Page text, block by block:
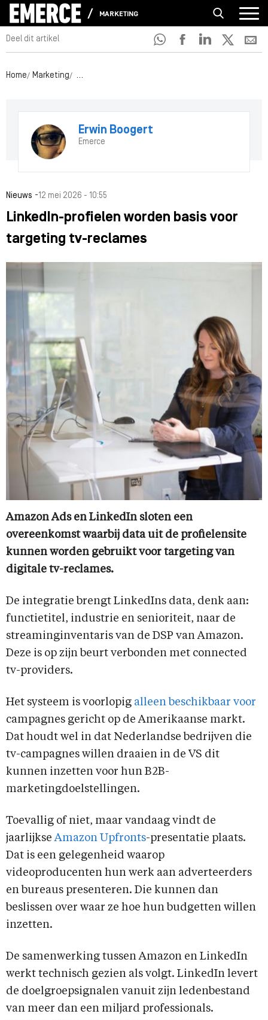
MARKETING
Deel dit artikel
Home Marketing LinkedIn-profielen worden basis voor targeting tv-
Erwin Boogert
Emerce
Nieuws -12 mei 2026 - 10:55
LinkedIn-profielen worden basis voor
targeting tv-reclames
Amazon Ads en LinkedIn sloten een
overeenkomst waarbij data uit de profielensite
kunnen worden gebruikt voor targeting van
digitale tv-reclames.
De integratie brengt LinkedIns data, denk aan:
functietitel, industrie en senioriteit, naar de
streaminginventaris van de DSP van Amazon.
Deze is op zijn beurt verbonden met connected
tv-providers.
Het systeem is voorlopig alleen beschikbaar voor
campagnes gericht op de Amerikaanse markt.
Dat houdt wel in dat Nederlandse bedrijven die
tv-campagnes willen draaien in de VS dit
kunnen inzetten voor hun B2B-
marketingdoelstellingen.
Toevallig of niet, maar vandaag vindt de
jaarlijkseAmazon Upfronts-presentatie plaats.
Dat is een gelegenheid waarop
videoproducenten hun werk aan adverteerders
en bureaus presenteren. Die kunnen dan
beslissen over waar ze hoe hun budgetten willen
inzetten.
De samenwerking tussen Amazon en LinkedIn
werkt technisch gezien als volgt. LinkedIn levert
de doelgroepsignalen vanuit zijn ledenbestand
van meer dan een miljard professionals.